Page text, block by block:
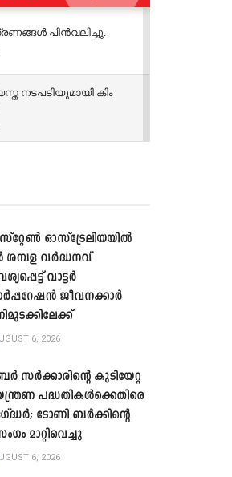
പിന്‍വലിച്ചു.
നടപടിയുമായി കിം
ഓസ്‌ട്രേലിയയിൽ
ശമ്പള വർദ്ധനവ്
വാട്ടർ
ജീവനക്കാർ
6, 2026
സർക്കാരിന്റെ കുടിയേറ്റ
പദ്ധതികൾക്കെതിരെ
ടോണി ബർക്കിന്റെ
മാറ്റിവെച്ചു
6, 2026